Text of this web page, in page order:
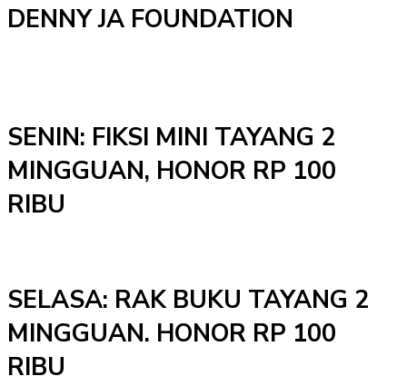
DENNY JA FOUNDATION
SENIN: FIKSI MINI TAYANG 2
MINGGUAN, HONOR RP 100
RIBU
SELASA: RAK BUKU TAYANG 2
MINGGUAN. HONOR RP 100
RIBU